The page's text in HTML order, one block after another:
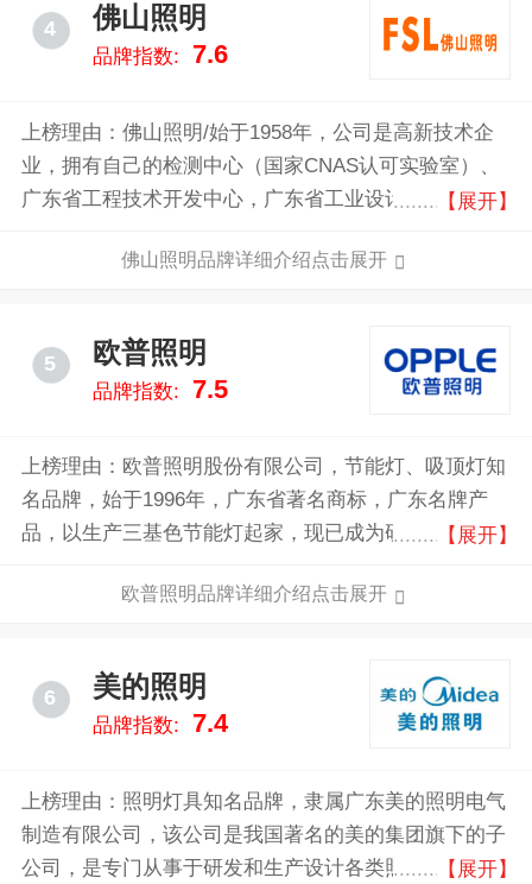
4 佛山照明
品牌指数: 7.6
上榜理由：佛山照明/始于1958年，公司是高新技术企
业，拥有自己的检测中心（国家CNAS认可实验室）、
广东省工程技术开发中心，广东省工业设计中心、广东
识产权优势企业”和“广东省知识产权示范企业”称号。
【展开】
佛山照明品牌详细介绍点击展开
5 欧普照明
品牌指数: 7.5
上榜理由：欧普照明股份有限公司，节能灯、吸顶灯知
名品牌，始于1996年，广东省著名商标，广东名牌产
品，以生产三基色节能灯起家，现已成为研发、生产和
高新技术企业。
【展开】
欧普照明品牌详细介绍点击展开
6 美的照明
品牌指数: 7.4
上榜理由：照明灯具知名品牌，隶属广东美的照明电气
制造有限公司，该公司是我国著名的美的集团旗下的子
公司，是专门从事于研发和生产设计各类照明灯具的公
【展开】